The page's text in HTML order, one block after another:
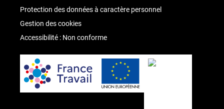
Protection des données à caractère personnel
Gestion des cookies
Accessibilité : Non conforme